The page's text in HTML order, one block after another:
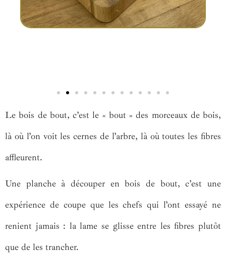
Le bois de bout, c’est le « bout » des morceaux de bois,
là où l’on voit les cernes de l’arbre, là où toutes les fibres
affleurent.
Une planche à découper en bois de bout, c’est une
expérience de coupe que les chefs qui l’ont essayé ne
renient jamais : la lame se glisse entre les fibres plutôt
que de les trancher.